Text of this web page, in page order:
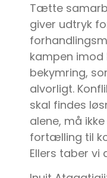
Tætte
giver udtryk
kampen imod
bekymring,
alvorligt.
skal findes
alene, må
fortælling til
Ellers taber vi